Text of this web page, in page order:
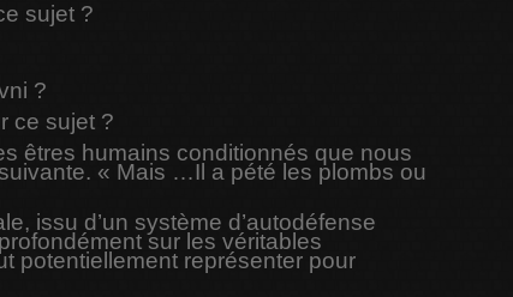
sujet ?
?
ce sujet ?
êtres humains conditionnés que nous
« Mais …Il a pété les plombs ou
issu d’un système d’autodéfense
sur les véritables
potentiellement représenter pour